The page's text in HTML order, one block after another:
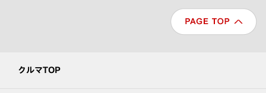
クルマTOP